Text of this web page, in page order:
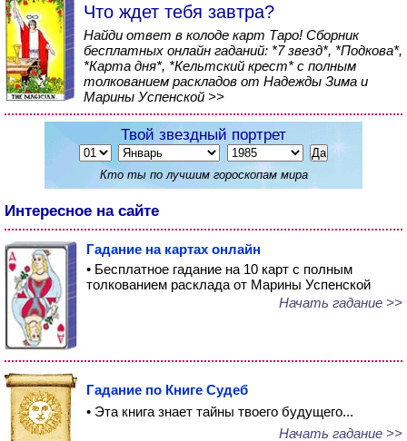
Что ждет тебя завтра?
Найди ответ в колоде карт Таро! Сборник
бесплатных онлайн гаданий: *7 звезд*, *Подкова*,
*Карта дня*, *Кельтский крест* с полным
толкованием раскладов от Надежды Зима и
Марины Успенской >>
Твой звездный портрет
Кто ты по лучшим гороскопам мира
Интересное на сайте
Гадание на картах онлайн
• Бесплатное гадание на 10 карт с полным
толкованием расклада от Марины Успенской
Начать гадание >>
Гадание по Книге Судеб
• Эта книга знает тайны твоего будущего...
Начать гадание >>